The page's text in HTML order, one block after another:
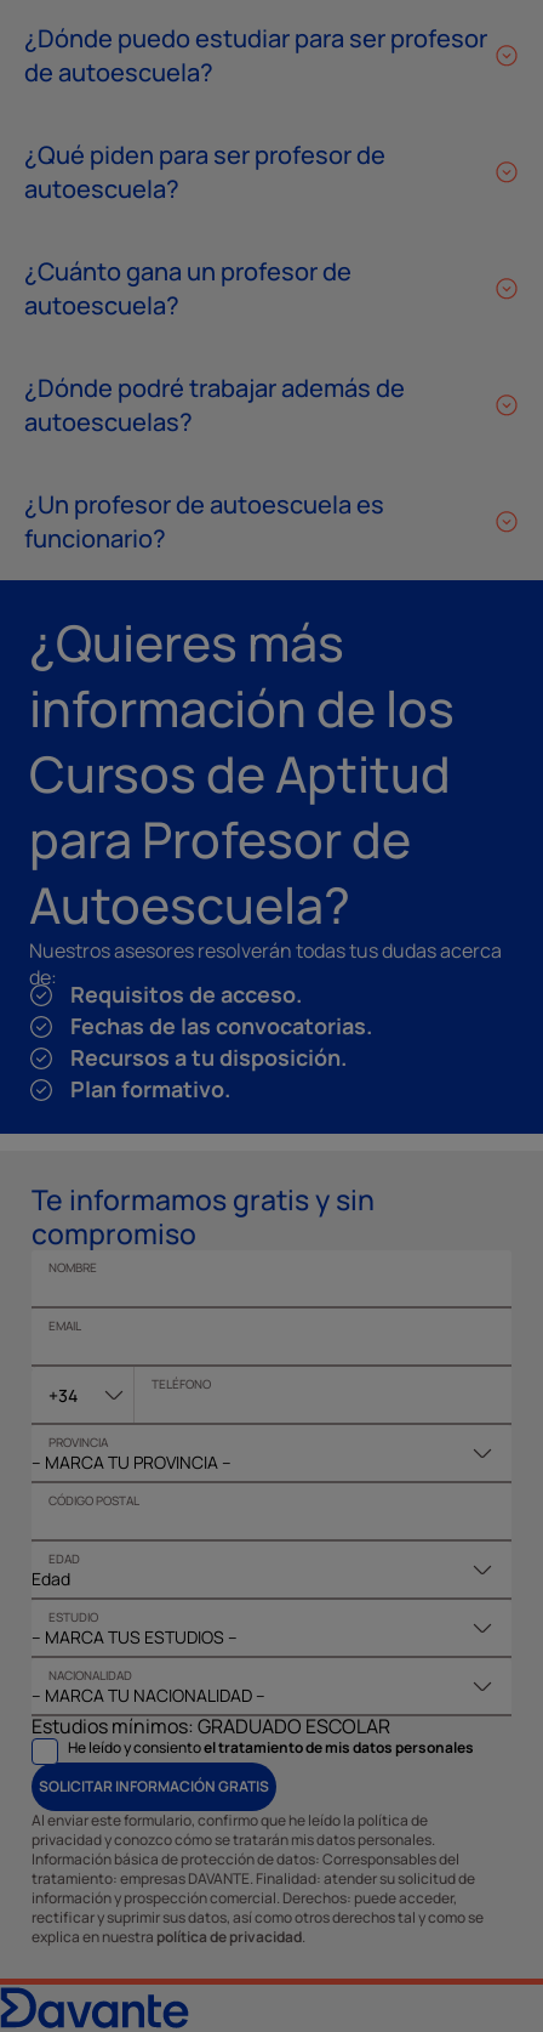
¿Dónde puedo estudiar para ser profesor
de autoescuela?
¿Qué piden para ser profesor de
autoescuela?
¿Cuánto gana un profesor de
autoescuela?
¿Dónde podré trabajar además de
autoescuelas?
¿Un profesor de autoescuela es
funcionario?
¿Quieres más
información de los
Cursos de Aptitud
para Profesor de
Autoescuela?
Nuestros asesores resolverán todas tus dudas acerca
de:
Requisitos de acceso.
Fechas de las convocatorias.
Recursos a tu disposición.
Plan formativo.
Te informamos gratis y sin
compromiso
NOMBRE
EMAIL
+34 TELÉFONO
PROVINCIA
CÓDIGO POSTAL
EDAD
ESTUDIO
NACIONALIDAD
Estudios mínimos: GRADUADO ESCOLAR
He leído y consientoel tratamiento de mis datos personales
SOLICITAR INFORMACIÓN GRATIS
Al enviar este formulario, confirmo que he leído la política de
privacidad y conozco cómo se tratarán mis datos personales.
Información básica de protección de datos: Corresponsables del
tratamiento: empresas DAVANTE. Finalidad: atender su solicitud de
información y prospección comercial. Derechos: puede acceder,
rectificar y suprimir sus datos, así como otros derechos tal y como se
explica en nuestra política de privacidad.